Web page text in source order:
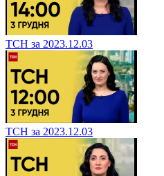
ТСН за 2023.12.03
ТСН за 2023.12.03